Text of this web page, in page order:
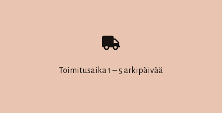
Toimitusaika 1 – 5 arkipäivää